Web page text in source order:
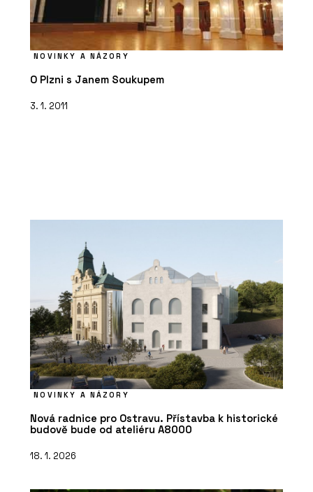
NOVINKY A NÁZORY
O Plzni s Janem Soukupem
3. 1. 2011
NOVINKY A NÁZORY
Nová radnice pro Ostravu. Přístavba k historické
budově bude od ateliéru A8000
18. 1. 2026